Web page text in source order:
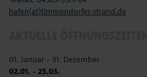
hafen(at)timmendorfer-strand.de
01. Januar - 31. Dezember
02.01. - 25.03.